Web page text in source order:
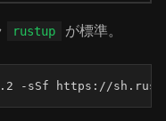
rustup が標準。
-sSf https://